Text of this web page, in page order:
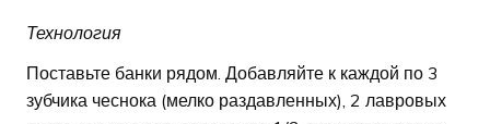
Технология
Поставьте банки рядом. Добавляйте к каждой по 3
зубчика чеснока (мелко раздавленных), 2 лавровых